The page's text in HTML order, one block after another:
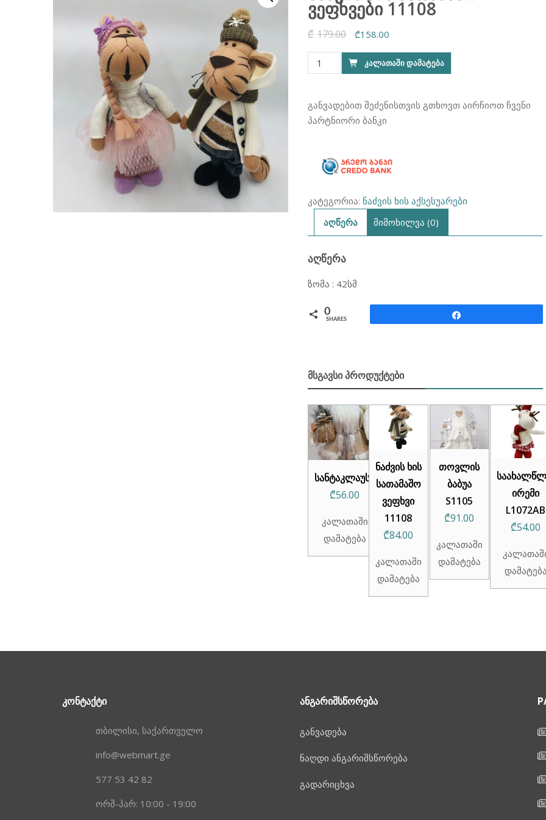
ვეფხვები 11108
₾ 179.00
Original
price
was:
₾158.00
price
is:
რაოდენობა:
ნაძვის
სათამაშო
ვეფხვები
ᲙᲐᲚᲐᲗᲐᲨᲘ ᲓᲐᲛᲐᲢᲔᲑᲐ
განვადებით შეძენისთვის გთხოვთ აირჩიოთ ჩვენი
პარტნიორი ბანკი
კატეგორია: ნაძვის ხის აქსესუარები
აღწერა
მიმოხილვა (0)
ᲐᲦᲬᲔᲠᲐ
ზომა : 42სმ
0
SHARES
ᲛᲡᲒᲐᲕᲡᲘ ᲞᲠᲝᲓᲣᲥᲢᲔᲑᲘ
სანტაკლაუსი
₾56.00
კალათაში
დამატება
ნაძვის ხის
სათამაშო
ვეფხვი
11108
₾84.00
კალათაში
დამატება
თოვლის
ბაბუა
S1105
₾91.00
კალათაში
დამატება
ირემი
L1072AB
₾54.00
ᲙᲝᲜᲢᲐᲥᲢᲘ
თბილისი, საქართველო
info@webmart.ge
577 53 42 82
ორშ-პარ: 10:00 - 19:00
ᲐᲜᲒᲐᲠᲘᲨᲡᲬᲝᲠᲔᲑᲐ
განვადება
ნაღდი ანგარიშსწორება
გადარიცხვა